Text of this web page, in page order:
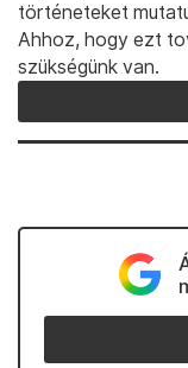
történeteket
Ahhoz, hogy ezt
szükségünk van.